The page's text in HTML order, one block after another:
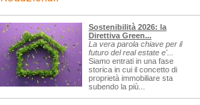
Sostenibilità 2026: la
Direttiva Green...
La vera parola chiave per il
futuro del real estate e'...
Siamo entrati in una fase
storica in cui il concetto di
proprietà immobiliare sta
subendo la più...